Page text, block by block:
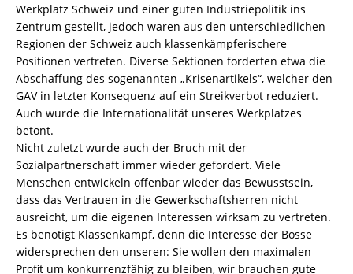
Werkplatz Schweiz und einer guten Industriepolitik ins
Zentrum gestellt, jedoch waren aus den unterschiedlichen
Regionen der Schweiz auch klassenkämpferischere
Positionen vertreten. Diverse Sektionen forderten etwa die
Abschaffung des sogenannten „Krisenartikels“, welcher den
GAV in letzter Konsequenz auf ein Streikverbot reduziert.
Auch wurde die Internationalität unseres Werkplatzes
betont.
Nicht zuletzt wurde auch der Bruch mit der
Sozialpartnerschaft immer wieder gefordert. Viele
Menschen entwickeln offenbar wieder das Bewusstsein,
dass das Vertrauen in die Gewerkschaftsherren nicht
ausreicht, um die eigenen Interessen wirksam zu vertreten.
Es benötigt Klassenkampf, denn die Interesse der Bosse
widersprechen den unseren: Sie wollen den maximalen
Profit um konkurrenzfähig zu bleiben, wir brauchen gute